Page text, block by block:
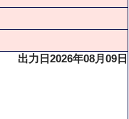
出力日2026年08月09日